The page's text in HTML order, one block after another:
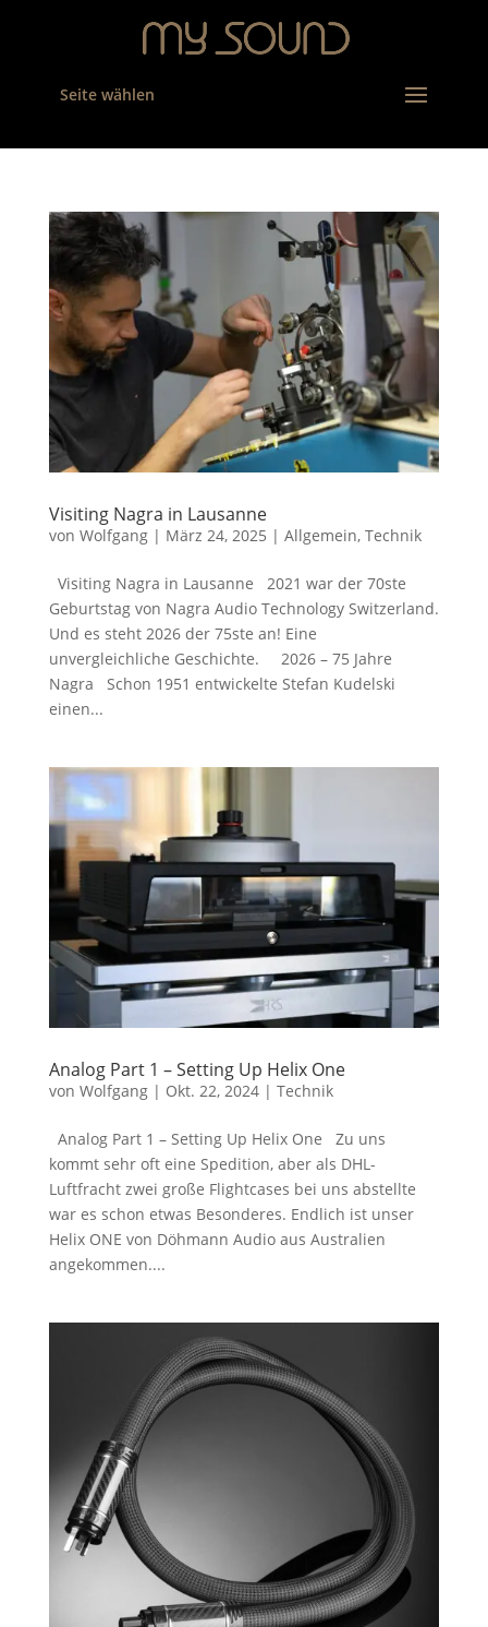
Seite wählen
Visiting Nagra in Lausanne
von Wolfgang| März 24, 2025 | Allgemein, Technik
Visiting Nagra in Lausanne 2021 war der 70ste
Geburtstag von Nagra Audio Technology Switzerland.
Und es steht 2026 der 75ste an! Eine
unvergleichliche Geschichte. 2026 – 75 Jahre
Nagra Schon 1951 entwickelte Stefan Kudelski
einen...
Analog Part 1 – Setting Up Helix One
von Wolfgang| Okt. 22, 2024| Technik
Analog Part 1 – Setting Up Helix One Zu uns
kommt sehr oft eine Spedition, aber als DHL-
Luftfracht zwei große Flightcases bei uns abstellte
war es schon etwas Besonderes. Endlich ist unser
Helix ONE von Döhmann Audio aus Australien
angekommen....